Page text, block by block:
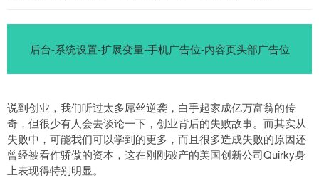
后台-系统设置-扩展变量-手机广告位-内容页头部广告位
说到创业，我们听过太多屌丝逆袭，白手起家成亿万富翁的传
奇，但很少有人会去谈论一下，创业背后的失败故事。而其实从
失败中，可能我们可以学到的更多，而且很多造成失败的原因还
曾经被看作骄傲的资本，这在刚刚破产的美国创新公司Quirky身
上表现得特别明显。